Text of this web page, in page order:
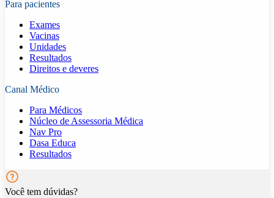
Para pacientes
Exames
Vacinas
Unidades
Resultados
Direitos e deveres
Canal Médico
Para Médicos
Núcleo de Assessoria Médica
Nav Pro
Dasa Educa
Resultados
Você tem dúvidas?